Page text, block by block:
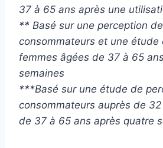
37 à 65 ans après une
** Basé sur une perception
consommateurs et une étude
femmes âgées de 37 à 65
semaines
***Basé sur une étude de
consommateurs auprès de
de 37 à 65 ans après quatre